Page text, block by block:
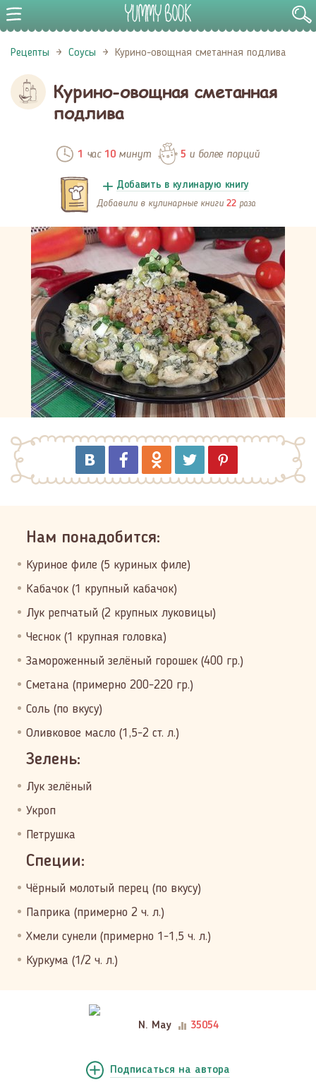
Рецепты Соусы Курино-овощная сметанная подлива
Курино-овощная сметанная
подлива
1 час 10минут 5 и более порций
Добавить в кулинарую книгу
Добавили в кулинарные книги 22 раза
Нам понадобится:
Куриное филе (5 куриных филе)
Кабачок (1 крупный кабачок)
Лук репчатый (2 крупных луковицы)
Чеснок (1 крупная головка)
Замороженный зелёный горошек (400 гр.)
Сметана (примерно 200-220 гр.)
Соль (по вкусу)
Оливковое масло (1,5-2 ст. л.)
Зелень:
Лук зелёный
Укроп
Петрушка
Специи:
Чёрный молотый перец (по вкусу)
Паприка (примерно 2 ч. л.)
Хмели сунели (примерно 1-1,5 ч. л.)
Куркума (1/2 ч. л.)
N. May 35054
Подписаться на автора